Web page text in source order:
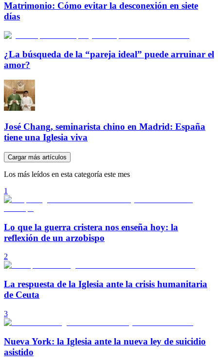
Matrimonio: Cómo evitar la desconexión en siete
días
¿La búsqueda de la “pareja ideal” puede arruinar el
amor?
José Chang, seminarista chino en Madrid: España
tiene una Iglesia viva
Cargar más artículos
Los más leídos en esta categoría este mes
1
Lo que la guerra cristera nos enseña hoy: la
reflexión de un arzobispo
2
La respuesta de la Iglesia ante la crisis humanitaria
de Ceuta
3
Nueva York: la Iglesia ante la nueva ley de suicidio
asistido